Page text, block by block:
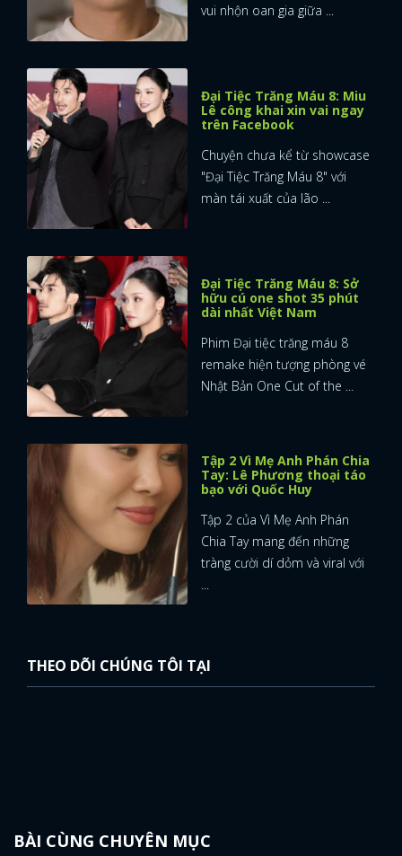
vui nhộn oan gia giữa ...
Đại Tiệc Trăng Máu 8: Miu
Lê công khai xin vai ngay
trên Facebook
Chuyện chưa kể từ showcase
"Đại Tiệc Trăng Máu 8" với
màn tái xuất của lão ...
Đại Tiệc Trăng Máu 8: Sở
hữu cú one shot 35 phút
dài nhất Việt Nam
Phim Đại tiệc trăng máu 8
remake hiện tượng phòng vé
Nhật Bản One Cut of the ...
Tập 2 Vì Mẹ Anh Phán Chia
Tay: Lê Phương thoại táo
bạo với Quốc Huy
Tập 2 của Vì Mẹ Anh Phán
Chia Tay mang đến những
tràng cười dí dỏm và viral với
THEO DÕI CHÚNG TÔI TẠI
BÀI CÙNG CHUYÊN MỤC